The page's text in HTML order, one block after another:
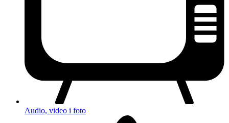
Audio, video i foto